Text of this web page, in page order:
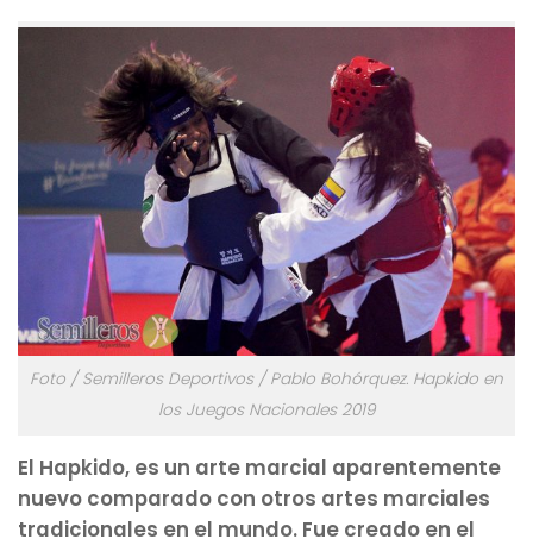
Foto / Semilleros Deportivos / Pablo Bohórquez. Hapkido en
los Juegos Nacionales 2019
El Hapkido, es un arte marcial aparentemente
nuevo comparado con otros artes marciales
tradicionales en el mundo. Fue creado en el